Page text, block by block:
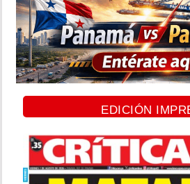
EDICIÓN